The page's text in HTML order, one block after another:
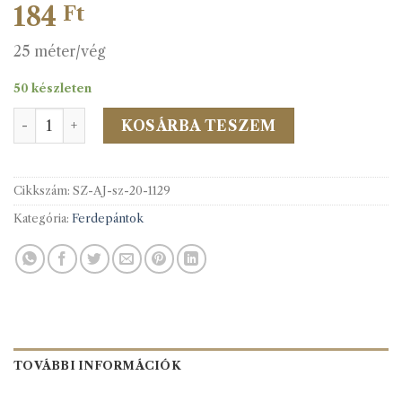
184 Ft
25 méter/vég
50 készleten
SZATÉN f.pánt 20 mm c.1129 acélkék mennyiség
KOSÁRBA TESZEM
Cikkszám: SZ-AJ-sz-20-1129
Kategória: Ferdepántok
TOVÁBBI INFORMÁCIÓK